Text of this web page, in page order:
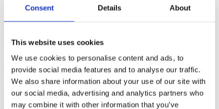
Consent Details About
This website uses cookies
We use cookies to personalise content and ads, to
provide social media features and to analyse our traffic.
We also share information about your use of our site with
our social media, advertising and analytics partners who
may combine it with other information that you’ve
Dela med dig
F
a
c
e
b
o
o
k
Omdömen
Du